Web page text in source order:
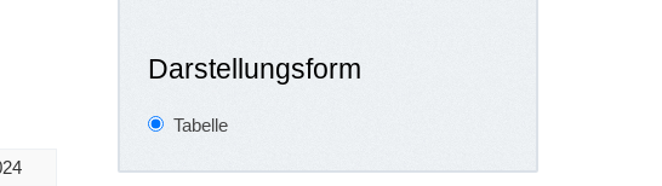
Darstellungsform
Tabelle